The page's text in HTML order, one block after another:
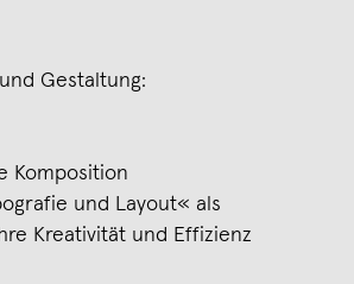
Gestaltung:
Komposition
und Layout« als
Kreativität und Effizienz